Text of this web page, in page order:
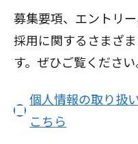
募集要項、エントリ
採用に関するさまざ
す。ぜひご覧ください
個人情報の取り扱
こちら